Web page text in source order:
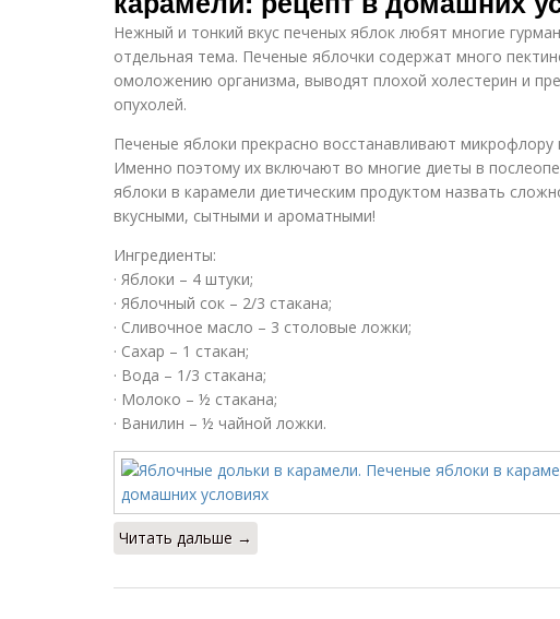
Нежный и тонкий вкус печеных яблок любят многие
отдельная тема. Печеные яблочки содержат много
омоложению организма, выводят плохой холестерин и
опухолей.
Печеные яблоки прекрасно восстанавливают
Именно поэтому их включают во многие диеты в
яблоки в карамели диетическим продуктом назвать
вкусными, сытными и ароматными!
Ингредиенты:
· Яблоки – 4 штуки;
· Яблочный сок – 2/3 стакана;
· Сливочное масло – 3 столовые ложки;
· Сахар – 1 стакан;
· Вода – 1/3 стакана;
· Молоко – ½ стакана;
· Ванилин – ½ чайной ложки.
Читать дальше →